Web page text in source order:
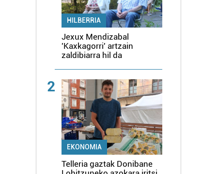
HILBERRIA
Jexux Mendizabal
'Kaxkagorri' artzain
zaldibiarra hil da
2
EKONOMIA
Telleria gaztak Donibane